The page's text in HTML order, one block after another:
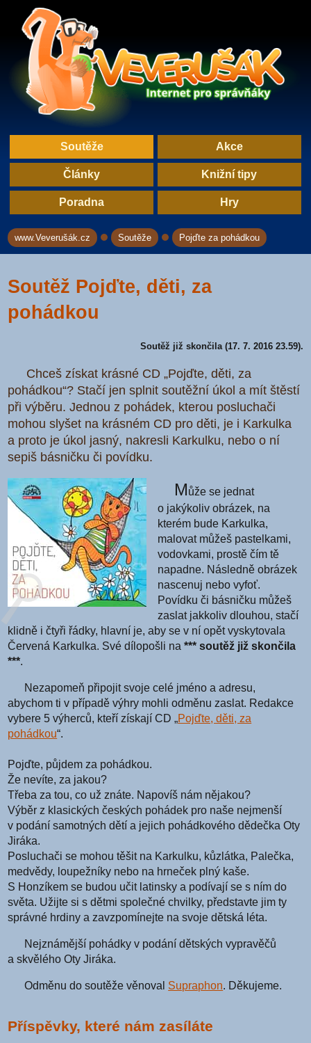
Soutěže Akce
Články Knižní tipy
Poradna Hry
www.Veverušák.cz→ Soutěže→ Pojďte za pohádkou
Soutěž Pojďte, děti, za
pohádkou
Soutěž již skončila (17. 7. 2016 23.59).
Chceš získat krásné CD „Pojďte, děti, za
pohádkou“? Stačí jen splnit soutěžní úkol a mít štěstí
při výběru. Jednou z pohádek, kterou posluchači
mohou slyšet na krásném CD pro děti, je i Karkulka
a proto je úkol jasný, nakresli Karkulku, nebo o ní
sepiš básničku či povídku.
Může se jednat
o jakýkoliv obrázek, na
kterém bude Karkulka,
malovat můžeš pastelkami,
vodovkami, prostě čím tě
napadne. Následně obrázek
nascenuj nebo vyfoť.
Povídku či básničku můžeš
zaslat jakkoliv dlouhou, stačí
klidně i čtyři řádky, hlavní je, aby se v ní opět vyskytovala
Červená Karkulka. Své dílopošli na*** soutěž již skončila
***.
Nezapomeň připojit svoje celé jméno a adresu,
abychom ti v případě výhry mohli odměnu zaslat. Redakce
vybere 5 výherců, kteří získají CD „Pojďte, děti, za
pohádkou“.
Pojďte, půjdem za pohádkou.
Že nevíte, za jakou?
Třeba za tou, co už znáte. Napovíš nám nějakou?
Výběr z klasických českých pohádek pro naše nejmenší
v podání samotných dětí a jejich pohádkového dědečka Oty
Jiráka.
Posluchači se mohou těšit na Karkulku, kůzlátka, Palečka,
medvědy, loupežníky nebo na hrneček plný kaše.
S Honzíkem se budou učit latinsky a podívají se s ním do
světa. Užijte si s dětmi společné chvilky, představte jim ty
správné hrdiny a zavzpomínejte na svoje dětská léta.
Nejznámější pohádky v podání dětských vypravěčů
a skvělého Oty Jiráka.
Odměnu do soutěže věnoval Supraphon. Děkujeme.
Příspěvky, které nám zasíláte